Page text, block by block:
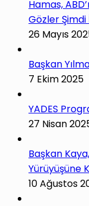
Hamas,
Gözler Şimdi
26 Mayıs
Başkan
7 Ekim 2025
YADES
27 Nisan
Başkan
Yürüyüşüne
10 Ağustos